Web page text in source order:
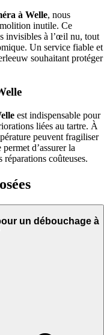
à Welle, nous
inutile. Ce
invisibles à l’œil nu, tout
Un service fiable et
souhaitant protéger
est indispensable pour
liées au tartre. À
peuvent fragiliser
d’assurer la
coûteuses.
un débouchage à